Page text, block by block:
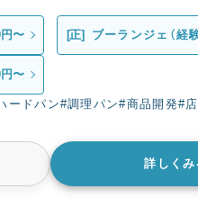
〜 [正] ブーランジェ（経
〜
ードパン#調理パン#商品開発#
詳しくみ